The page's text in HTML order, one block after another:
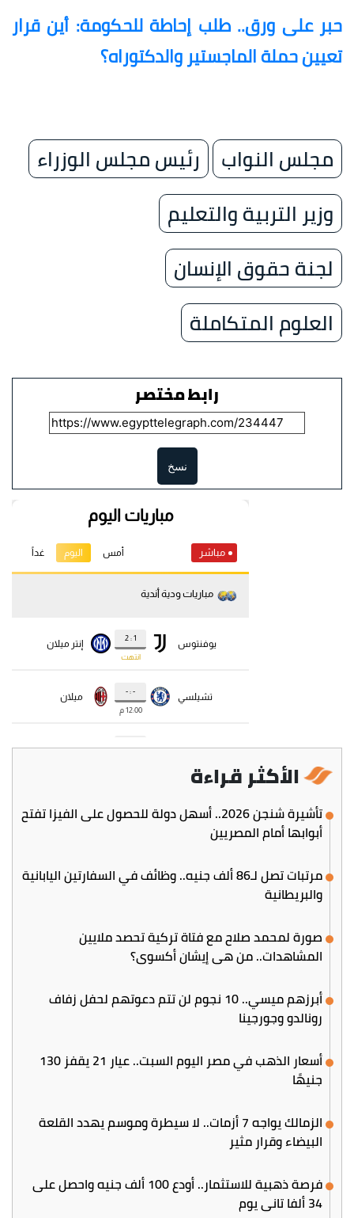
حبر على ورق.. طلب إحاطة للحكومة: أين قرار
تعيين حملة الماجستير والدكتوراه؟
مجلس النواب
رئيس مجلس الوزراء
وزير التربية والتعليم
لجنة حقوق الإنسان
العلوم المتكاملة
رابط مختصر
نسخ
الأكثر قراءة
تأشيرة شنجن 2026.. أسهل دولة للحصول على الفيزا تفتح
أبوابها أمام المصريين
مرتبات تصل لـ86 ألف جنيه.. وظائف في السفارتين اليابانية
والبريطانية
صورة لمحمد صلاح مع فتاة تركية تحصد ملايين
المشاهدات.. من هي إيشان أكسوي؟
أبرزهم ميسي.. 10 نجوم لن تتم دعوتهم لحفل زفاف
رونالدو وجورجينا
أسعار الذهب في مصر اليوم السبت.. عيار 21 يقفز 130
جنيهًا
الزمالك يواجه 7 أزمات.. لا سيطرة وموسم يهدد القلعة
البيضاء وقرار مثير
فرصة ذهبية للاستثمار.. أودع 100 ألف جنيه واحصل على
34 ألفا تاني يوم